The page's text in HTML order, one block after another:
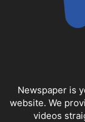
Newspaper is
website. We
videos